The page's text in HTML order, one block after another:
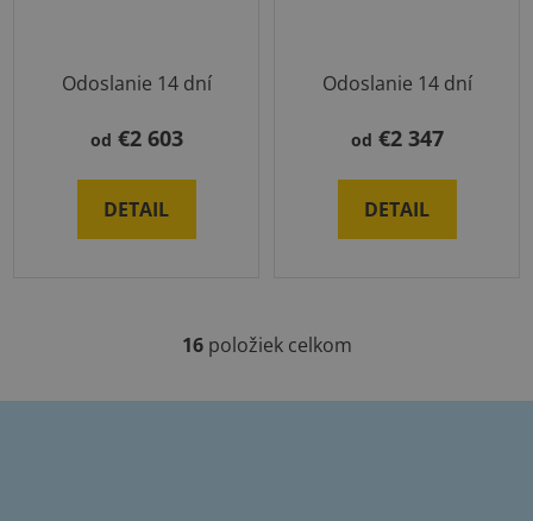
Odoslanie 14 dní
od €2 603
DETAIL
Odoslanie 14 dní
od €2 347
DETAIL
O
l
16položiek celkom